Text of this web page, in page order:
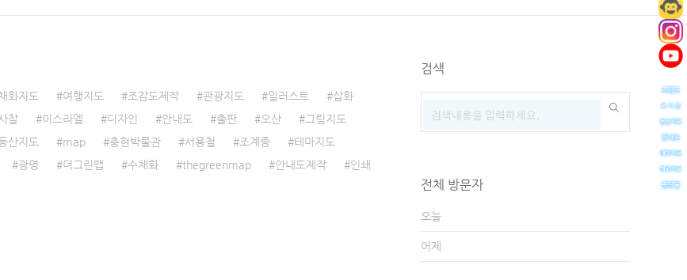
화지도 여행지도 조감도제작 관광지도 일러스트
삽화
찰 이스라엘 디자인 안내도 출판 오산
그림지도
산지도 map 충현박물관 서용철 조계종
테마지도
광명 더그린맵 수채화 thegreenmap 안내도제작
인쇄
검색
전체 방문자
오늘
어제